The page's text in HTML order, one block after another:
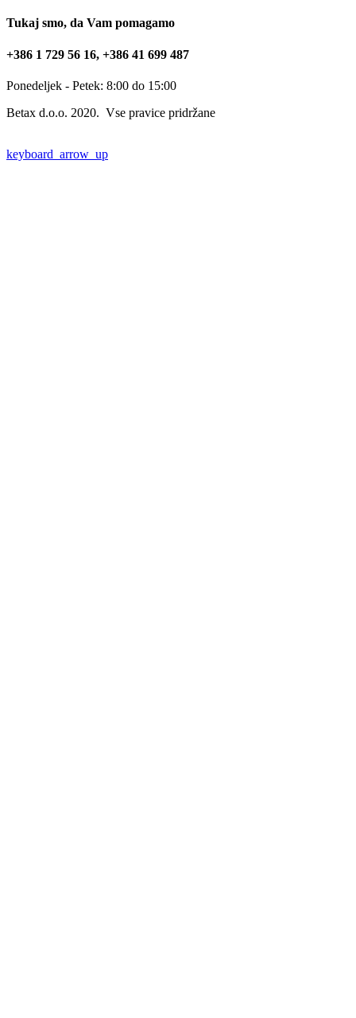
Tukaj smo, da Vam pomagamo
+386 1 729 56 16, +386 41 699 487
Ponedeljek - Petek: 8:00 do 15:00
Betax d.o.o. 2020. Vse pravice pridržane
keyboard_arrow_up